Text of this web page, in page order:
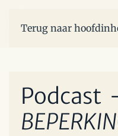
Terug naar
Podcast